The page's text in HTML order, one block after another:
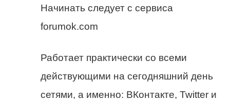
Начинать следует с сервиса
forumok.com
Работает практически со всеми
действующими на сегодняшний день
сетями, а именно: ВКонтакте, Twitter и